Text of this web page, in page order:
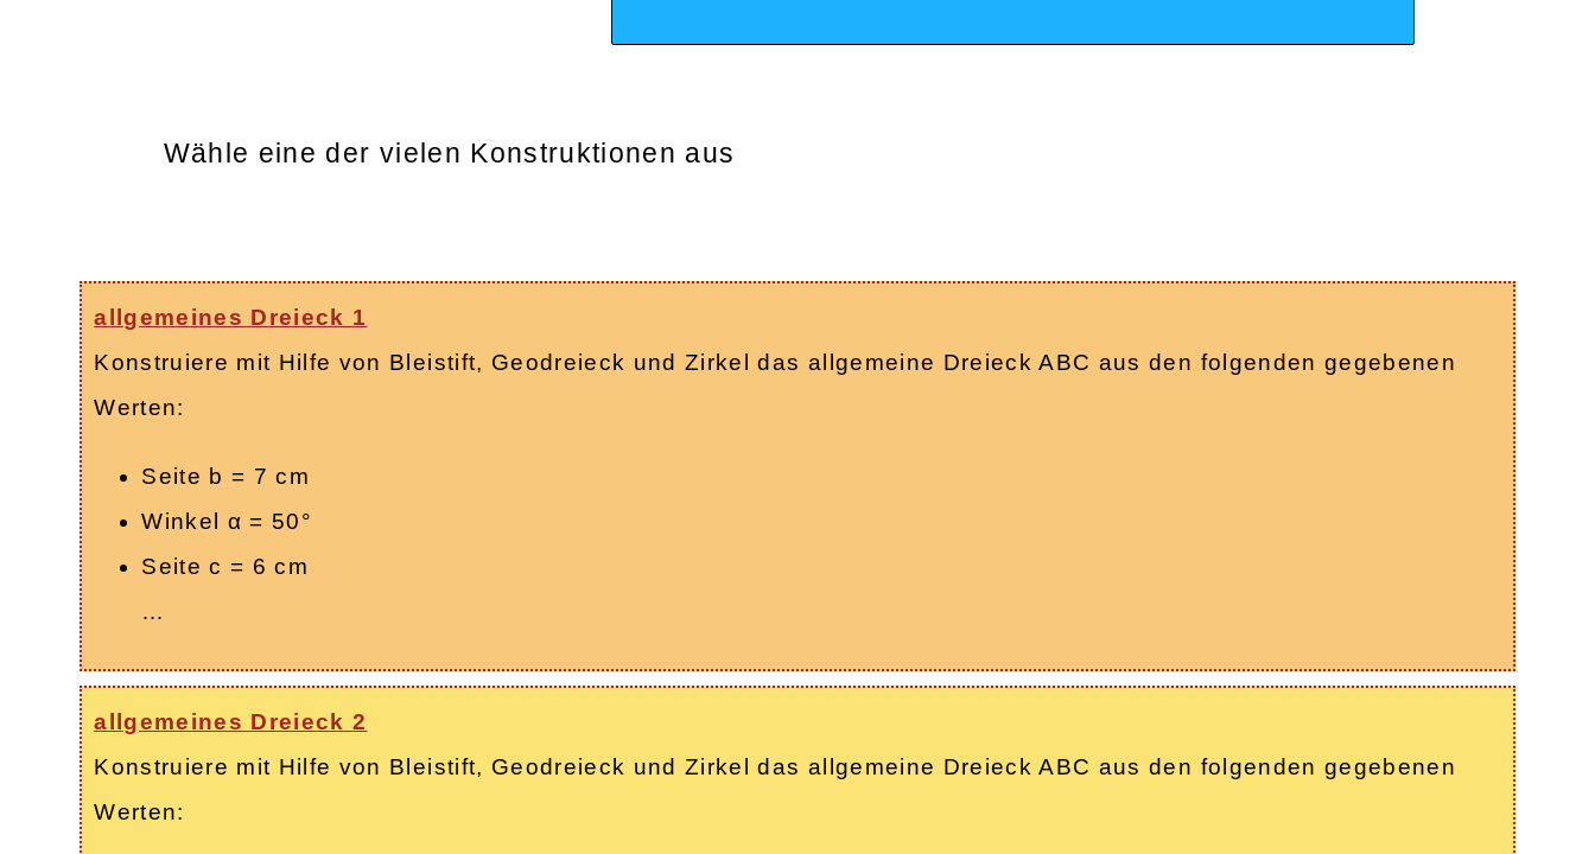
Wähle eine der vielen Konstruktionen aus
allgemeines Dreieck 1
Konstruiere mit Hilfe von Bleistift, Geodreieck und Zirkel das allgemeine Dreieck ABC aus den folgenden gegebenen
Werten:
Seite b = 7 cm
Winkel α = 50°
Seite c = 6 cm
…
allgemeines Dreieck 2
Konstruiere mit Hilfe von Bleistift, Geodreieck und Zirkel das allgemeine Dreieck ABC aus den folgenden gegebenen
Werten: